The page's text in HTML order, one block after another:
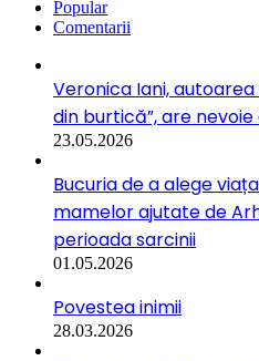
Popular
Comentarii
Veronica Iani,
din burtică”, are nevoie
23.05.2026
Bucuria de a alege
mamelor ajutate de
perioada sarcinii
01.05.2026
Povestea inimii
28.03.2026